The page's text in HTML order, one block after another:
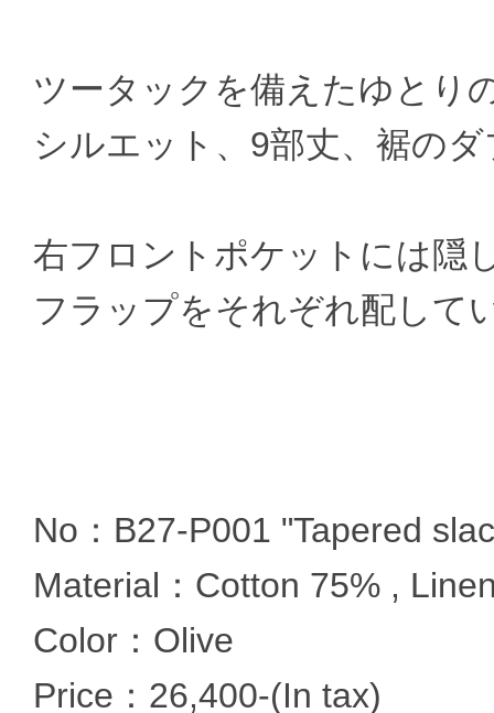
ツータックを備えたゆとり
シルエット、9部丈、裾の
右フロントポケットには隠
フラップをそれぞれ配して
No：B27-P001 "Tapered
Material：Cotton 75% ,
Color：Olive
Price：26,400-(In tax)